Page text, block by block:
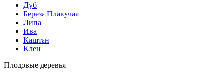
Дуб
Береза Плакучая
Липа
Ива
Каштан
Клен
Плодовые деревья